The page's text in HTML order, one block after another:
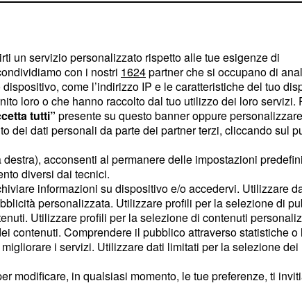
un servizio personalizzato rispetto alle tue esigenze di
con i nostri 1624partner che si occupano di
come l’indirizzo IP e le caratteristiche del tuo
loro o che hanno raccolto dal tuo utilizzo dei loro servizi.
tutti” presente su questo banner oppure
dei dati personali da parte dei partner terzi, cliccando sul
destra), acconsenti al permanere delle impostazioni
diversi dai tecnici.
informazioni su dispositivo e/o accedervi. Utilizzare
personalizzata. Utilizzare profili per la selezione di
Utilizzare profili per la selezione di contenuti
contenuti. Comprendere il pubblico attraverso statistiche o
i servizi. Utilizzare dati limitati per la selezione dei
modificare, in qualsiasi momento, le tue preferenze, ti